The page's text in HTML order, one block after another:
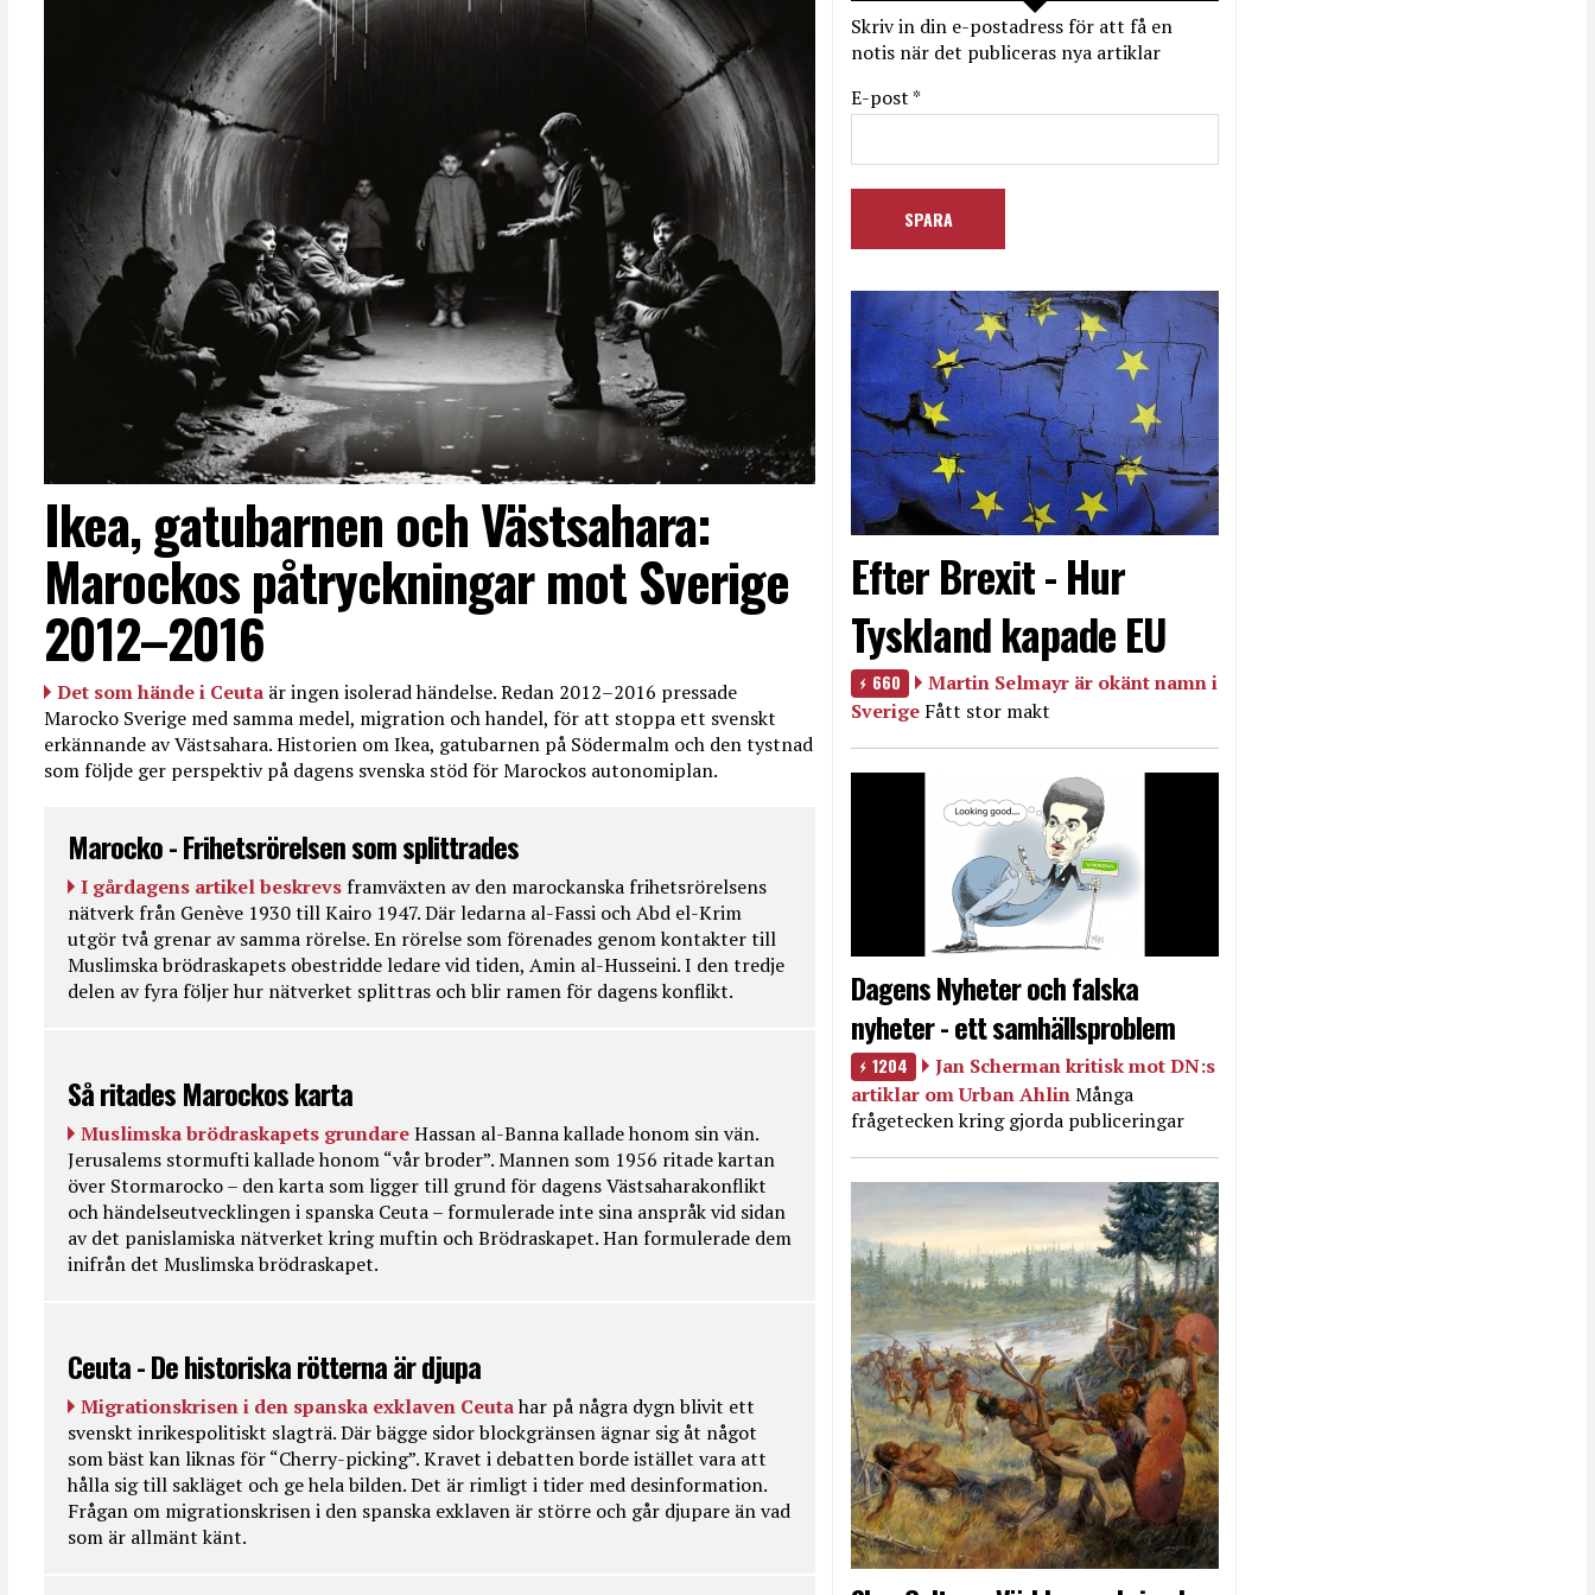
Ikea, gatubarnen och Västsahara:
Marockos påtryckningar mot Sverige
2012–2016
Det som hände i Ceuta är ingen isolerad händelse. Redan 2012–2016 pressade
Marocko Sverige med samma medel, migration och handel, för att stoppa ett svenskt
erkännande av Västsahara. Historien om Ikea, gatubarnen på Södermalm och den tystnad
som följde ger perspektiv på dagens svenska stöd för Marockos autonomiplan.
Marocko - Frihetsrörelsen som splittrades
I gårdagens artikel beskrevs framväxten av den marockanska frihetsrörelsens
nätverk från Genève 1930 till Kairo 1947. Där ledarna al-Fassi och Abd el-Krim
utgör två grenar av samma rörelse. En rörelse som förenades genom kontakter till
Muslimska brödraskapets obestridde ledare vid tiden, Amin al-Husseini. I den tredje
delen av fyra följer hur nätverket splittras och blir ramen för dagens konflikt.
Så ritades Marockos karta
Muslimska brödraskapets grundareHassan al-Banna kallade honom sin vän.
Jerusalems stormufti kallade honom “vår broder”. Mannen som 1956 ritade kartan
över Stormarocko – den karta som ligger till grund för dagens Västsaharakonflikt
och händelseutvecklingen i spanska Ceuta – formulerade inte sina anspråk vid sidan
av det panislamiska nätverket kring muftin och Brödraskapet. Han formulerade dem
inifrån det Muslimska brödraskapet.
Ceuta - De historiska rötterna är djupa
Migrationskrisen i den spanska exklaven Ceutahar på några dygn blivit ett
svenskt inrikespolitiskt slagträ. Där bägge sidor blockgränsen ägnar sig åt något
som bäst kan liknas för “Cherry-picking”. Kravet i debatten borde istället vara att
hålla sig till sakläget och ge hela bilden. Det är rimligt i tider med desinformation.
Frågan om migrationskrisen i den spanska exklaven är större och går djupare än vad
som är allmänt känt.
Skriv in din e-postadress för att få en
notis när det publiceras nya artiklar
E-post *
Efter Brexit - Hur
Tyskland kapade EU
660
Martin Selmayr är okänt namn i
Sverige Fått stor makt
Dagens Nyheter och falska
nyheter - ett samhällsproblem
1204
Jan Scherman kritisk mot DN:s
artiklar om Urban AhlinMånga
frågetecken kring gjorda publiceringar